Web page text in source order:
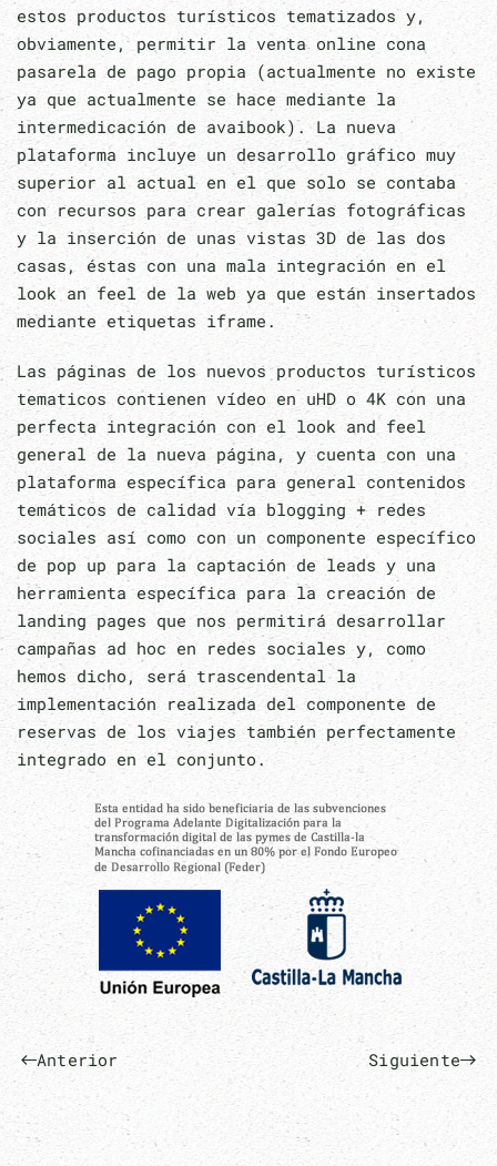
estos productos turísticos tematizados y,
obviamente, permitir la venta online cona
pasarela de pago propia (actualmente no existe
ya que actualmente se hace mediante la
intermedicación de avaibook). La nueva
plataforma incluye un desarrollo gráfico muy
superior al actual en el que solo se contaba
con recursos para crear galerías fotográficas
y la inserción de unas vistas 3D de las dos
casas, éstas con una mala integración en el
look an feel de la web ya que están insertados
mediante etiquetas iframe.
Las páginas de los nuevos productos turísticos
tematicos contienen vídeo en uHD o 4K con una
perfecta integración con el look and feel
general de la nueva página, y cuenta con una
plataforma específica para general contenidos
temáticos de calidad vía blogging + redes
sociales así como con un componente específico
de pop up para la captación de leads y una
herramienta específica para la creación de
landing pages que nos permitirá desarrollar
campañas ad hoc en redes sociales y, como
hemos dicho, será trascendental la
implementación realizada del componente de
reservas de los viajes también perfectamente
integrado en el conjunto.
Anterior Siguiente